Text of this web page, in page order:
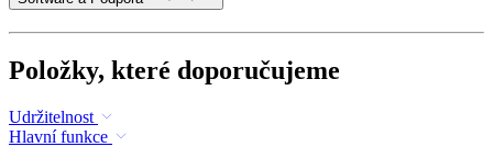
Položky, které doporučujeme
Udržitelnost
Hlavní funkce